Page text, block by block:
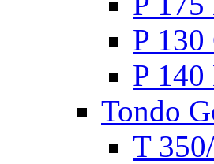
P
P
Tondo
T